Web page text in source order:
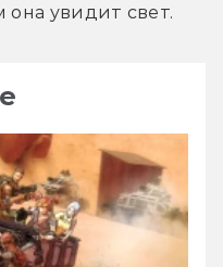
она увидит свет.